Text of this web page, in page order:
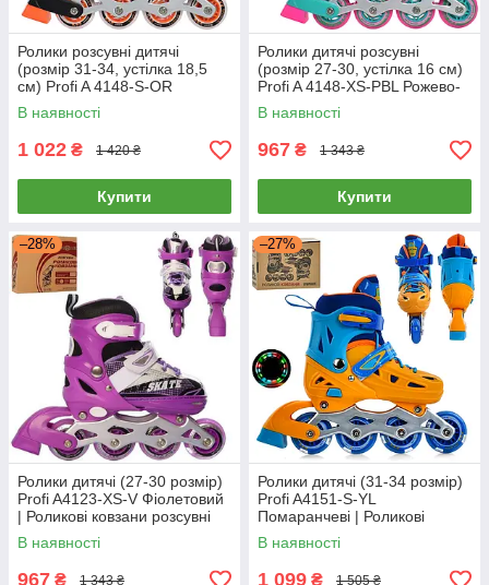
Ролики розсувні дитячі
(розмір 31-34, устілка 18,5
см) Profi A 4148-S-OR
Помаранчеві
В наявності
1 022 ₴ 1 420 ₴
Купити
Ролики дитячі розсувні
(розмір 27-30, устілка 16 см)
Profi A 4148-XS-PBL Рожево-
бірюзові
В наявності
967 ₴ 1 343 ₴
Купити
–28%
Ролики дитячі (27-30 розмір)
Profi A4123-XS-V Фіолетовий
| Роликові ковзани розсувні
В наявності
967 ₴ 1 343 ₴
–27%
Ролики дитячі (31-34 розмір)
Profi A4151-S-YL
Помаранчеві | Роликові
ковзани розсувні
В наявності
1 099 ₴ 1 505 ₴